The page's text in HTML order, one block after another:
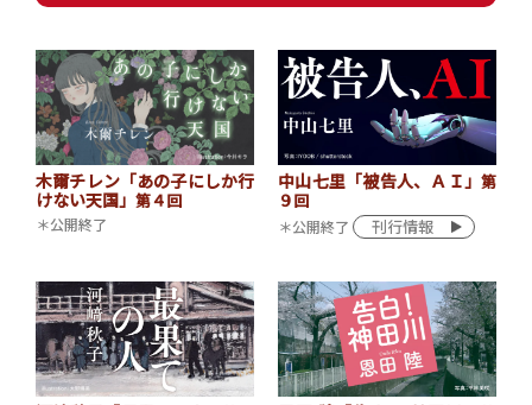
木爾チレン「あの子にしか行
けない天国」 第４回
＊公開終了
中山七里「被告人、ＡＩ」 第
９回
＊公開終了 刊行情報